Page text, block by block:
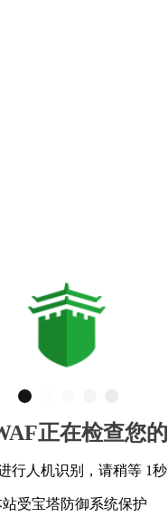
正在检查您
行人机识别，请稍等 1秒
站受宝塔防御系统保护